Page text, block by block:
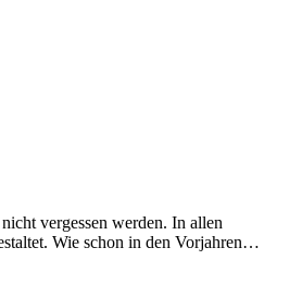
vergessen werden. In allen
Wie schon in den Vorjahren…